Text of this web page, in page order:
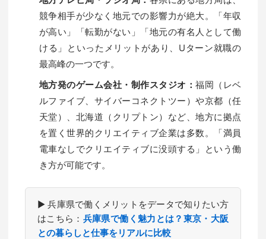
競争相手が少なく地元での影響力が絶大。「年収
が高い」「転勤がない」「地元の有名人として働
ける」といったメリットがあり、Uターン就職の
最高峰の一つです。
地方発のゲーム会社・制作スタジオ：福岡（レベ
ルファイブ、サイバーコネクトツー）や京都（任
天堂）、北海道（クリプトン）など、地方に拠点
を置く世界的クリエイティブ企業は多数。「満員
電車なしでクリエイティブに没頭する」という働
き方が可能です。
▶ 兵庫県で働くメリットをデータで知りたい方
はこちら： 兵庫県で働く魅力とは？東京・大阪
との暮らしと仕事をリアルに比較